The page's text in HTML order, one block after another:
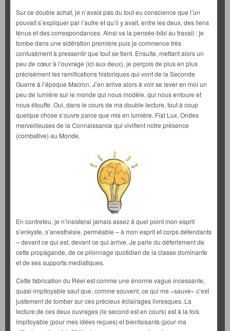
Sur ce double achat, je n’avais pas du tout eu conscience que l’un
pouvait s’expliquer par l’autre et qu’il y avait, entre les deux, des liens
ténus et des correspondances. Ainsi va la pensée-bibi au travail : je
tombe dans une sidération première puis je commence très
confusément à pressentir que tout se tient. Ensuite, mettant alors un
peu de cœur à l’ouvrage (ici aux deux), je perçois de plus en plus
précisément les ramifications historiques qui vont de la Seconde
Guerre à l’époque Macron. J’en arrive alors à voir se lever en moi un
peu de lumière sur le monde qui nous modèle, qui nous entoure et
nous étouffe. Oui, dans le cours de ma double lecture, tout à coup
quelque chose s’ouvre parce que mis en lumière. Fiat Lux. Ondes
merveilleuses de la Connaissance qui vivifient notre présence
(combative) au Monde.
En contrefeu, je n’insisterai jamais assez à quel point mon esprit
s’enkyste, s’anesthésie, perméable – à mon esprit et corps défendants
– devant ce qui est, devant ce qui arrive. Je parle du déferlement de
cette propagande, de ce pilonnage quotidien de la classe dominante
et de ses supports mediatiques.
Cette fabrication du Réel est comme une énorme vague incessante,
quasi-impitoyable sauf que, comme souvent, ce qui me «sauve» c’est
justement de tomber sur ces précieux éclairages livresques. La
lecture de ces deux ouvrages (le second est en cours) est à la fois
impitoyable (pour mes idées reçues) et bienfaisants (pour ma